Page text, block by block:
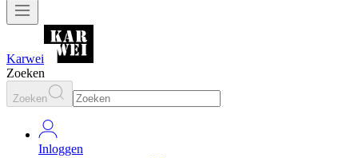
Karwei
Zoeken
Zoeken
Inloggen